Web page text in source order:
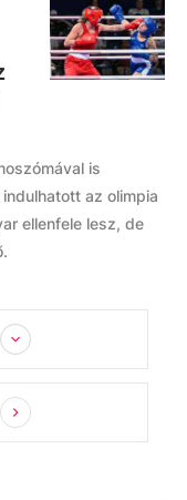
is
az olimpia
ellenfele lesz, de